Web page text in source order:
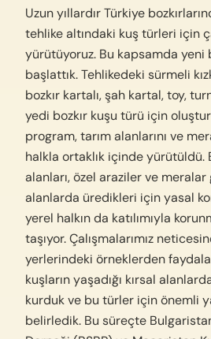
Uzun yıllardır Türkiye
tehlike altındaki kuş türleri için
yürütüyoruz. Bu kapsamda yeni
başlattık. Tehlikedeki sürmeli
bozkır kartalı, şah kartal, toy,
yedi bozkır kuşu türü için
program, tarım alanlarını ve
halkla ortaklık içinde yürütüldü.
alanları, özel araziler ve meralar
alanlarda üredikleri için yasal
yerel halkın da katılımıyla
taşıyor. Çalışmalarımız
yerlerindeki örneklerden
kuşların yaşadığı kırsal
kurduk ve bu türler için önemli
belirledik. Bu süreçte